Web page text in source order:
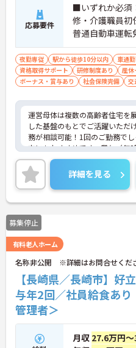
応募要件
■いずれか必須
修・介護職員
普通自動車運転
夜勤専従 駅から徒歩10分以内 車通
資格取得サポート
研修制度あり
産休
ボーナス・賞与あり
社会保険完備 交
運営母体は複数の高齢者住宅を
した基盤のもとでご活躍いただ
務が相談可能！1回のご勤務で
方にもおすすめです。賞与（年
実績もあり、あなたの頑張りが
ます。無料の社員給食（1日1食
職をサポートする育児給付金+
大10万円）、資格取得支援制度
など、福利厚生も充実していま
リアパス制度も整っており、ス
たい方にも最適です。ご興味の
策ポイントなど、さらに詳細を
気軽にご相談ください！
詳細を見る
募集停止
有料老人ホーム
名称非公開 ※詳細はお問合せくだ
【長崎県／長崎市】好
与年2回／社員給食あ
管理者＞
月収 27.6万円